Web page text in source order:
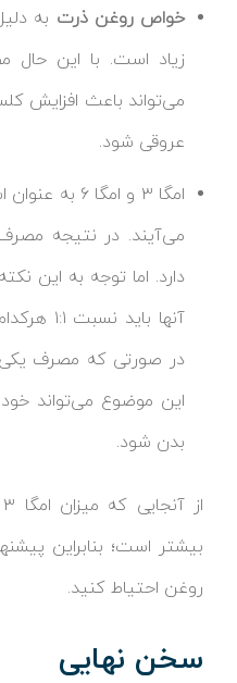
خواص روغن ذرت به
زیاد است. با این
می‌تواند باعث افزایش
عروقی شود.
امگا ۳ و
می‌آیند. در نتیجه
دارد. اما توجه به این
آنها
در صورتی که مصرف یکی
این موضوع می‌تواند
بدن شود.
بیشتر است؛ بنابراین
روغن احتیاط کنید.
سخن نهایی